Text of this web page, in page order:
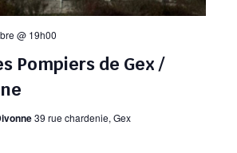
Pompiers de Gex /
@ 19h00
39 rue chardenie, Gex